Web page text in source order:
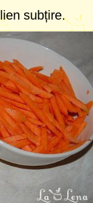
subțire.